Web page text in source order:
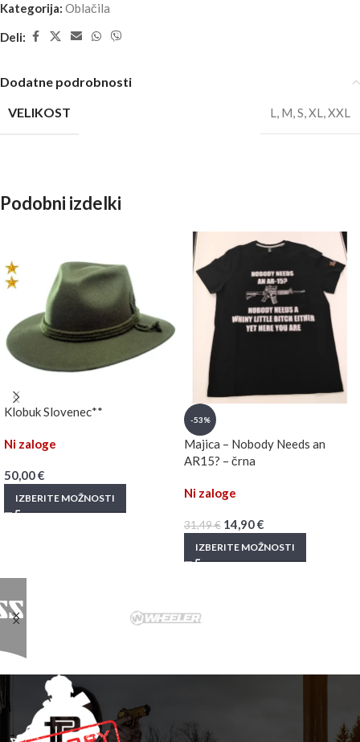
Kategorija: Oblačila
Deli:
Dodatne podrobnosti
VELIKOST
L, M,S,XL,XXL
Podobni izdelki
Klobuk Slovenec**
Ni zaloge
50,00€
IZBERITE MOŽNOSTI
-53%
Majica – Nobody Needs an
AR15? – črna
Ni zaloge
31,49€ 14,90€
IZBERITE MOŽNOSTI